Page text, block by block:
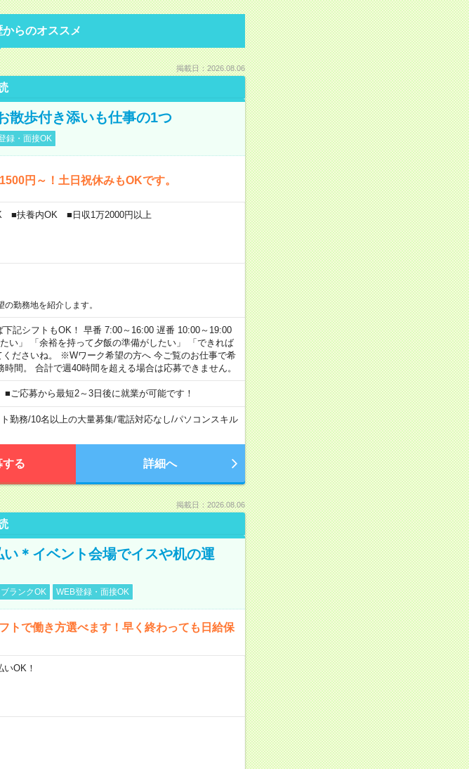
らのオススメ
掲載日：2026.08.06
散歩付き添いも仕事の1つ
録・面接OK
円～！土日祝休みもOKです。
■扶養内OK ■日収1万2000円以上
勤務地を紹介します。
記シフトもOK！ 早番 7:00～16:00 遅番 10:00～19:00
い」 「余裕を持って夕飯の準備がしたい」 「できれば
ださいね。 ※Wワーク希望の方へ 今ご覧のお仕事で希
間。 合計で週40時間を超える場合は応募できません。
ご応募から最短2～3日後に就業が可能です！
勤務/10名以上の大量募集/電話対応なし/パソコンスキル
する 詳細へ
掲載日：2026.08.06
＊イベント会場でイスや机の運
ブランクOK WEB登録・面接OK
トで働き方選べます！早く終わっても日給保
OK！